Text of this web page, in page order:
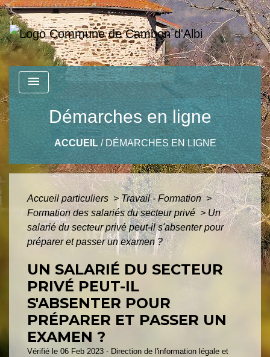
menu
Démarches en ligne
ACCUEIL/ DÉMARCHES EN LIGNE
Accueil particuliers > Travail - Formation>
Formation des salariés du secteur privé> Un
salarié du secteur privé peut-il s'absenter pour
préparer et passer un examen ?
UN SALARIÉ DU SECTEUR
PRIVÉ PEUT-IL
S'ABSENTER POUR
PRÉPARER ET PASSER UN
EXAMEN ?
Vérifié le 06 Feb 2023 - Direction de l'information légale et